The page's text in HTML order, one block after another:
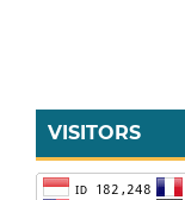
VISITORS